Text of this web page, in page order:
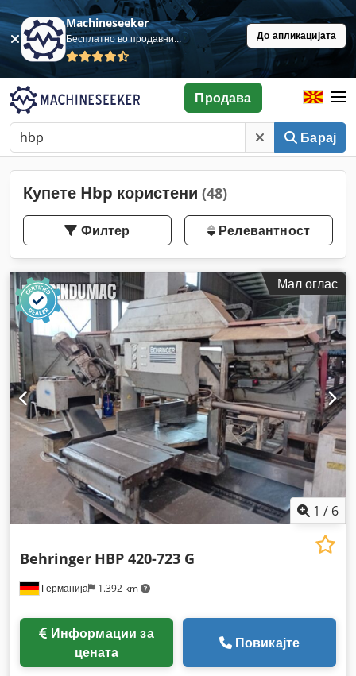
Machineseeker
Бесплатно во продавница До апликацијата
Барај
Продава
Купете Hbp користени (48)
Филтер Релевантност
Мал оглас
1 / 6
Германија 1.392 km
Behringer HBP 420-723 G
цената
Повикајте